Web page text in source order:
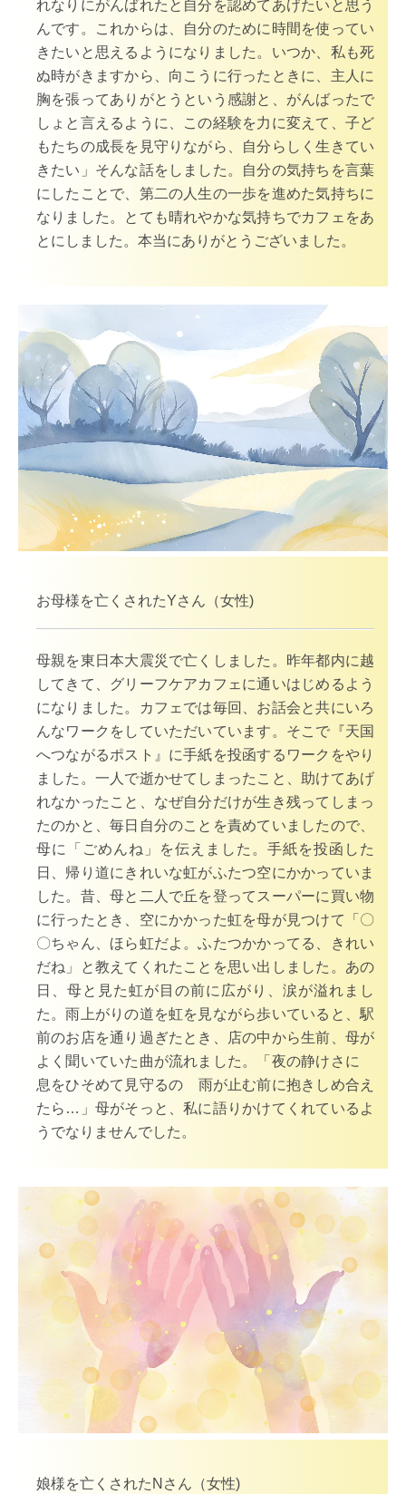
れなりにがんばれたと自分を認めてあげたいと思う
んです。これからは、自分のために時間を使ってい
きたいと思えるようになりました。いつか、私も死
ぬ時がきますから、向こうに行ったときに、主人に
胸を張ってありがとうという感謝と、がんばったで
しょと言えるように、この経験を力に変えて、子ど
もたちの成長を見守りながら、自分らしく生きてい
きたい」そんな話をしました。自分の気持ちを言葉
にしたことで、第二の人生の一歩を進めた気持ちに
なりました。とても晴れやかな気持ちでカフェをあ
とにしました。本当にありがとうございました。
お母様を亡くされたYさん（女性)
母親を東日本大震災で亡くしました。昨年都内に越
してきて、グリーフケアカフェに通いはじめるよう
になりました。カフェでは毎回、お話会と共にいろ
んなワークをしていただいています。そこで『天国
へつながるポスト』に手紙を投函するワークをやり
ました。一人で逝かせてしまったこと、助けてあげ
れなかったこと、なぜ自分だけが生き残ってしまっ
たのかと、毎日自分のことを責めていましたので、
母に「ごめんね」を伝えました。手紙を投函した
日、帰り道にきれいな虹がふたつ空にかかっていま
した。昔、母と二人で丘を登ってスーパーに買い物
に行ったとき、空にかかった虹を母が見つけて「〇
〇ちゃん、ほら虹だよ。ふたつかかってる、きれい
だね」と教えてくれたことを思い出しました。あの
日、母と見た虹が目の前に広がり、涙が溢れまし
た。雨上がりの道を虹を見ながら歩いていると、駅
前のお店を通り過ぎたとき、店の中から生前、母が
よく聞いていた曲が流れました。「夜の静けさに
息をひそめて見守るの 雨が止む前に抱きしめ合え
たら…」母がそっと、私に語りかけてくれているよ
うでなりませんでした。
娘様を亡くされたNさん（女性)